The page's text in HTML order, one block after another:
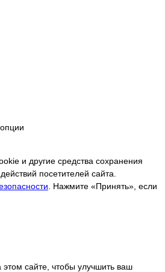
и другие средства сохранения
посетителей сайта.
. Нажмите «Принять», если
сайте, чтобы улучшить ваш